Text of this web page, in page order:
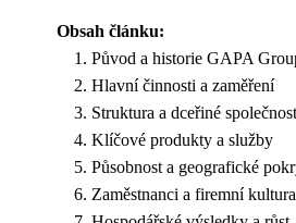
Obsah článku:
Původ a historie GAPA
Hlavní činnosti a zaměření
Struktura a dceřiné
Klíčové produkty a služby
Působnost a geografické
Zaměstnanci a firemní kultura